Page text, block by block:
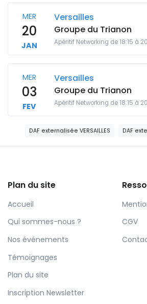
MER
20
JAN
Versailles
Groupe du Trianon
Apéritif Networking de 18:15 à
MER
03
FEV
Versailles
Groupe du Trianon
Apéritif Networking de 18:15 à
DAF externalisée VERSAILLES DAF
Plan du site
Accueil
Qui sommes-nous ?
Nos événements
Témoignages
Plan du site
Inscription Newsletter
CGV